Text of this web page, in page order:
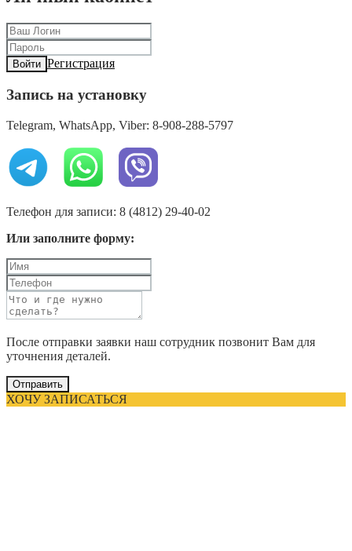
Войти Регистрация
Запись на установку
Telegram, WhatsApp, Viber: 8-908-288-5797
Телефон для записи: 8 (4812) 29-40-02
Или заполните форму:
После отправки заявки наш сотрудник позвонит Вам для
уточнения деталей.
Отправить
ХОЧУ ЗАПИСАТЬСЯ